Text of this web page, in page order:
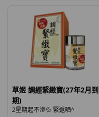
草姬 調經緊緻寶(27年2月到
期)
2星期起不滲💦 緊返晒^